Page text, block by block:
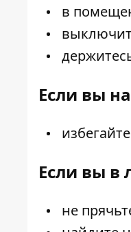
в
Если вы
Если вы в
не